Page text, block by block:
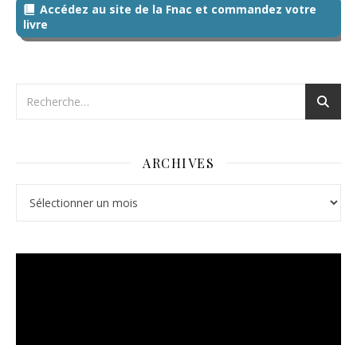
Accédez au site de la Fnac et commandez votre
livre
ARCHIVES